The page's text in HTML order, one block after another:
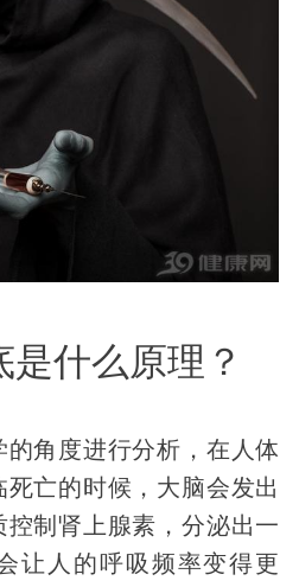
是什么原理？
角度进行分析，在人体
亡的时候，大脑会发出
制肾上腺素，分泌出一
让人的呼吸频率变得更